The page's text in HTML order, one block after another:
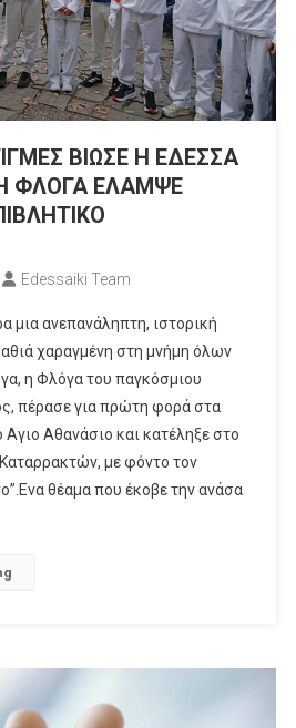
ΒΙΩΣΕ Η ΕΔΕΣΣΑ
ΦΛΟΓΑ ΕΛΑΜΨΕ
Edessaiki Team
μια ανεπανάληπτη, ιστορική
χαραγμένη στη μνήμη όλων
η Φλόγα του παγκόσμιου
πέρασε για πρώτη φορά στα
Αγιο Αθανάσιο και κατέληξε στο
με φόντο τον
θέαμα που έκοβε την ανάσα